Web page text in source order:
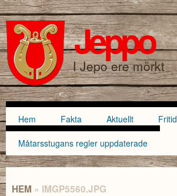
Hoppa till
huvudinnehåll
Skip to
navigation
Jeppo
I Jepo ere mörkt
SÖKFORMULÄR
Huvudmeny
Hem Fakta Aktuellt Fritid
Måtarsstugans regler uppdaterade
HEM » IMGP5560.JPG